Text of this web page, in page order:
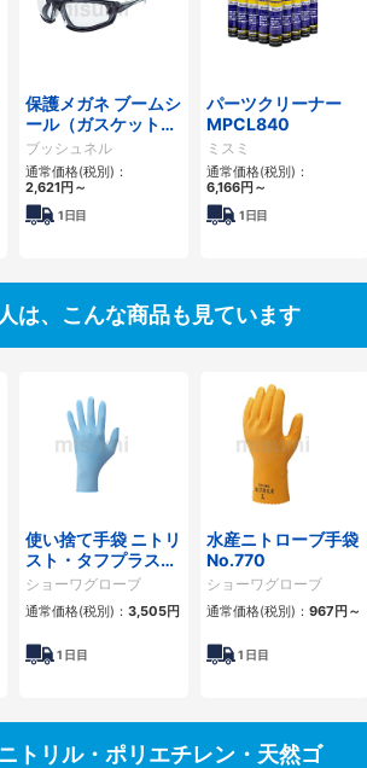
保護メガネ ブームシ
ール（ガスケット・
調整機能付）
ブッシュネル
通常価格(税別)：
2,621円～
1日目
パーツクリーナー
MPCL840
ミスミ
通常価格(税別)：
6,166円～
1日目
は、こんな商品も見ています
使い捨て手袋 ニトリ
スト・タフプラス
No.886（100枚
入）
ショーワグローブ
通常価格(税別)： 3,505円
1 日目
水産ニトローブ手袋
No.770
ショーワグローブ
通常価格(税別)： 967円～
1 日目
トリル・ポリエチレン・天然ゴ